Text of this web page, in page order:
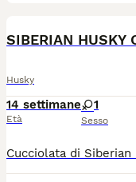
Husky
14 settimane
Età
1
Sesso